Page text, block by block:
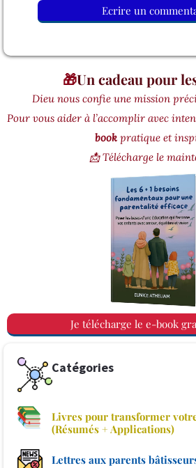
Ecrire un
🎁Un cadeau pour
Dieu nous confie une mission
Pour vous aider à l’accomplir avec
bookpratique et
📩 Télécharge le
Je télécharge le e-book
Catégories
Livres pour transformer
(Résumés + Applications)
Lettres aux parents